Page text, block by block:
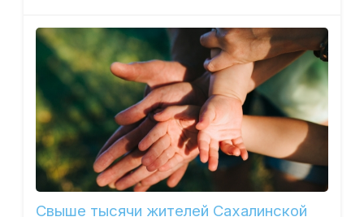
Свыше тысячи жителей Сахалинской